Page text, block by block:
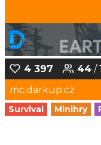
4 397 44 /
mc.darkup.cz
Survival Minihry